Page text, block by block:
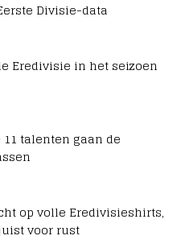
Divisie-data
Eredivisie in het seizoen
11 talenten gaan de
op volle Eredivisieshirts,
voor rust